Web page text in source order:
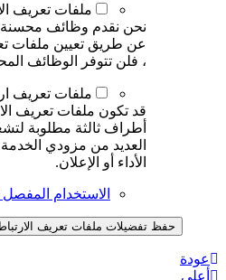
ملفات تعريف
نحن نقدم وظائف محسنة
عن طريق تعيين ملفات
، فلن تتوفر الوظائف
ملفات تعريف
قد تكون ملفات تعريف
أطراف ثالثة مطلوبة
العديد من مزودي الخدمة
الأداء أو الإعلان.
الاستخدام
حفظ تفضيلات ملفات تعريف
عودة
أعلى